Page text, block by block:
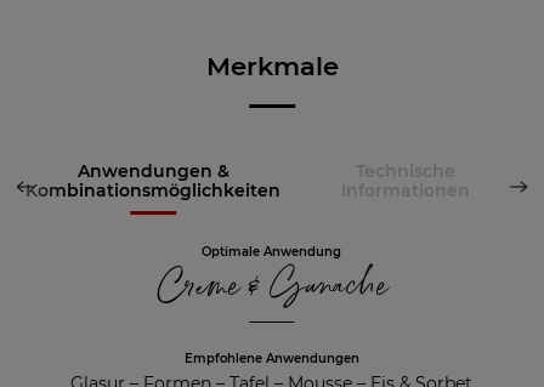
Merkmale
Anwendungen &
Kombinationsmöglichkeiten
Technische
Informationen
Optimale Anwendung
Creme & Ganache
Empfohlene Anwendungen